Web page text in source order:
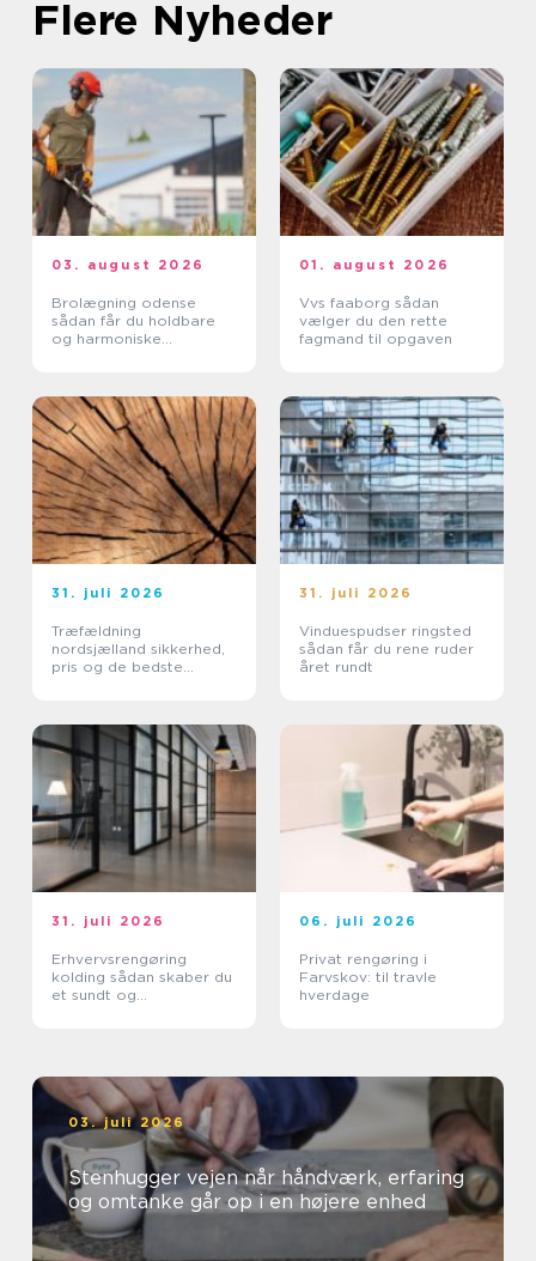
Flere Nyheder
03. august 2026
Brolægning odense
sådan får du holdbare
og harmoniske
01. august 2026
Vvs faaborg sådan
vælger du den rette
fagmand til opgaven
31. juli 2026
Træfældning
nordsjælland sikkerhed,
pris og de bedste
31. juli 2026
Vinduespudser ringsted
sådan får du rene ruder
året rundt
31. juli 2026
Erhvervsrengøring
kolding sådan skaber du
et sundt og
06. juli 2026
Privat rengøring i
Farvskov: til travle
hverdage
03. juli 2026
Stenhugger vejen når håndværk, erfaring
og omtanke går op i en højere enhed